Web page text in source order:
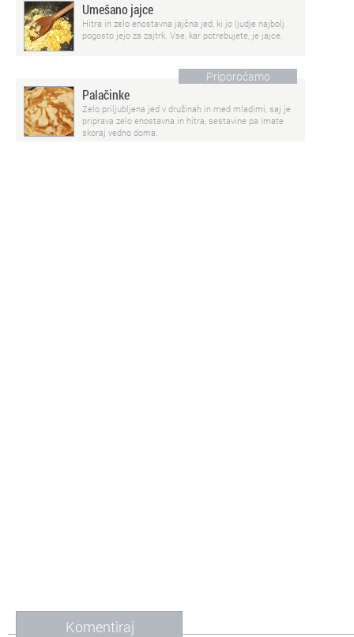
Umešano jajce
Hitra in zelo enostavna jajčna jed, ki jo ljudje najbolj
pogosto jejo za zajtrk. Vse, kar potrebujete, je jajce.
Priporočamo
Palačinke
Zelo priljubljena jed v družinah in med mladimi, saj je
priprava zelo enostavna in hitra, sestavine pa imate
skoraj vedno doma.
Komentiraj